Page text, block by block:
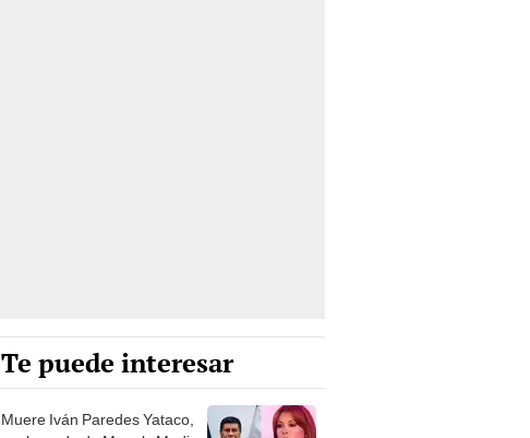
Te puede interesar
Muere Iván Paredes Yataco,